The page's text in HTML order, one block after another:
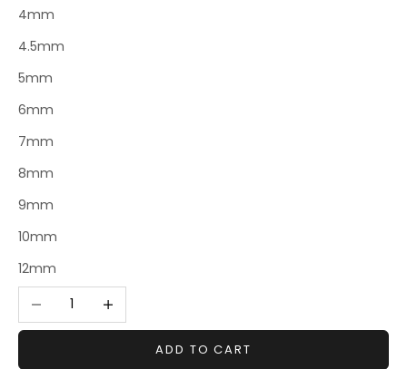
4mm
4.5mm
5mm
6mm
7mm
8mm
9mm
10mm
12mm
Decrease quantityIncrease quantity
ADD TO CART